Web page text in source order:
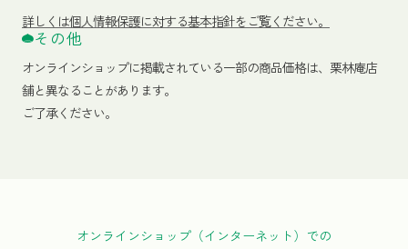
詳しくは個人情報保護に対する基本指針をご覧ください。
その他
オンラインショップに掲載されている一部の商品価格は、栗林庵店
舗と異なることがあります。
ご了承ください。
オンラインショップ（インターネット）での